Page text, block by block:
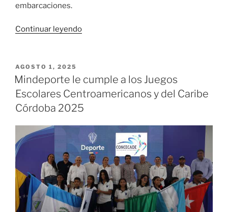
embarcaciones.
Continuar leyendo«Se
acceso
a
playas
y
tránsito
marítimo
en
el
Pacífico»
PUBLICADO
EL
AGOSTO 1, 2025
Mindeporte le cumple a los Juegos
Escolares Centroamericanos y del Caribe
Córdoba 2025